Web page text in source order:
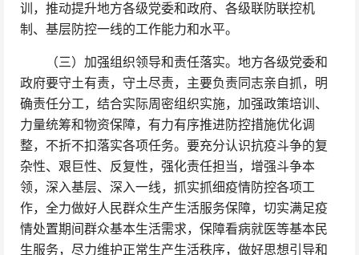
训，推动提升地方各级党委和政府、各级联防联控机
制、基层防控一线的工作能力和水平。
（三）加强组织领导和责任落实。地方各级党委和
政府要守土有责，守土尽责，主要负责同志亲自抓，明
确责任分工，结合实际周密组织实施，加强政策培训、
力量统筹和物资保障，有力有序推进防控措施优化调
整，不折不扣落实各项任务。要充分认识抗疫斗争的复
杂性、艰巨性、反复性，强化责任担当，增强斗争本
领，深入基层、深入一线，抓实抓细疫情防控各项工
作，全力做好人民群众生产生活服务保障，切实满足疫
情处置期间群众基本生活需求，保障看病就医等基本民
生服务，尽力维护正常生产生活秩序，做好思想引导和